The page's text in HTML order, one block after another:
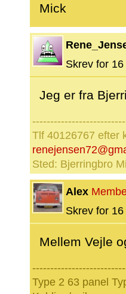
Mick
Skrev for
Jeg er fra
Tlf 40126767 efter
Sted: Bjerringbro
Alex
Skrev for
Mellem Vejle
Type 2 63 panel